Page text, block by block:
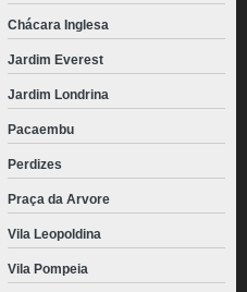
Chácara Inglesa
Jardim Everest
Jardim Londrina
Pacaembu
Perdizes
Praça da Arvore
Vila Leopoldina
Vila Pompeia